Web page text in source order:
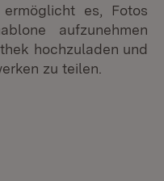
es, Fotos
aufzunehmen
hochzuladen und
zu teilen.